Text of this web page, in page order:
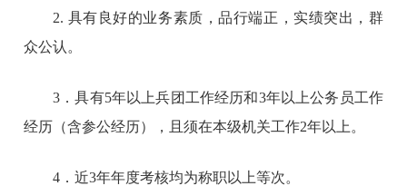
2. 具有良好的业务素质，品行端正，实绩突出，群
众公认。
3．具有5年以上兵团工作经历和3年以上公务员工作
经历（含参公经历），且须在本级机关工作2年以上。
4．近3年年度考核均为称职以上等次。